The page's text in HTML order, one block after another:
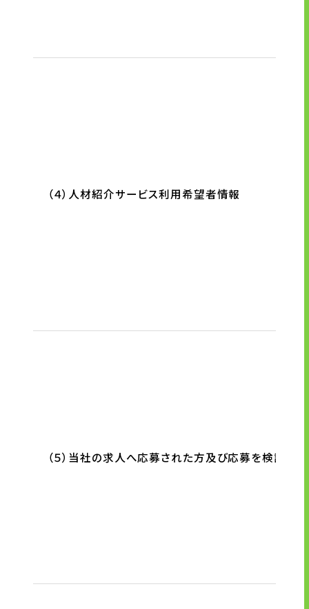
（４）人材紹介サービス利用希望者情報
（５）当社の求人へ応募された方及び応募を検討し